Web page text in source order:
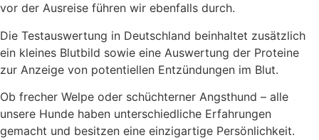
vor der Ausreise führen wir ebenfalls durch.
Die Testauswertung in Deutschland beinhaltet zusätzlich
ein kleines Blutbild sowie eine Auswertung der Proteine
zur Anzeige von potentiellen Entzündungen im Blut.
Ob frecher Welpe oder schüchterner Angsthund – alle
unsere Hunde haben unterschiedliche Erfahrungen
gemacht und besitzen eine einzigartige Persönlichkeit.